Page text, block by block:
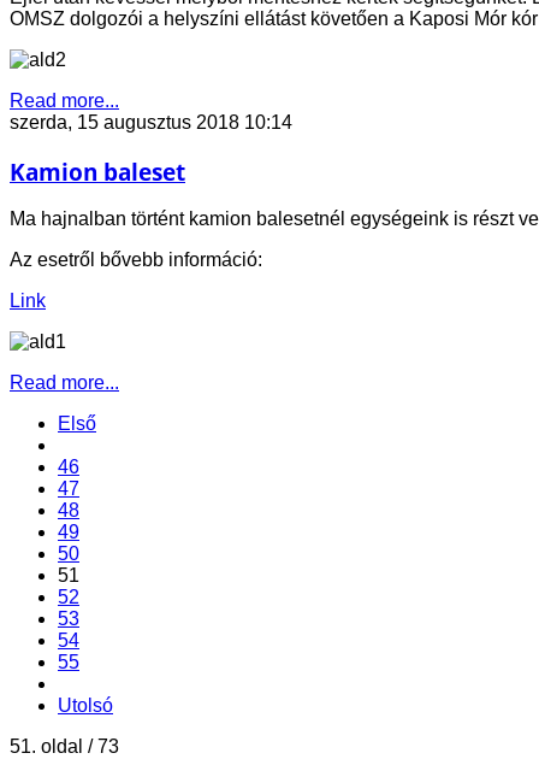
OMSZ dolgozói a helyszíni ellátást követően a Kaposi Mór
Read more...
szerda, 15 augusztus 2018 10:14
Kamion baleset
Ma hajnalban történt kamion balesetnél egységeink is részt
Az esetről bővebb információ:
Link
Read more...
Első
46
47
48
49
50
51
52
53
54
55
Utolsó
51. oldal / 73